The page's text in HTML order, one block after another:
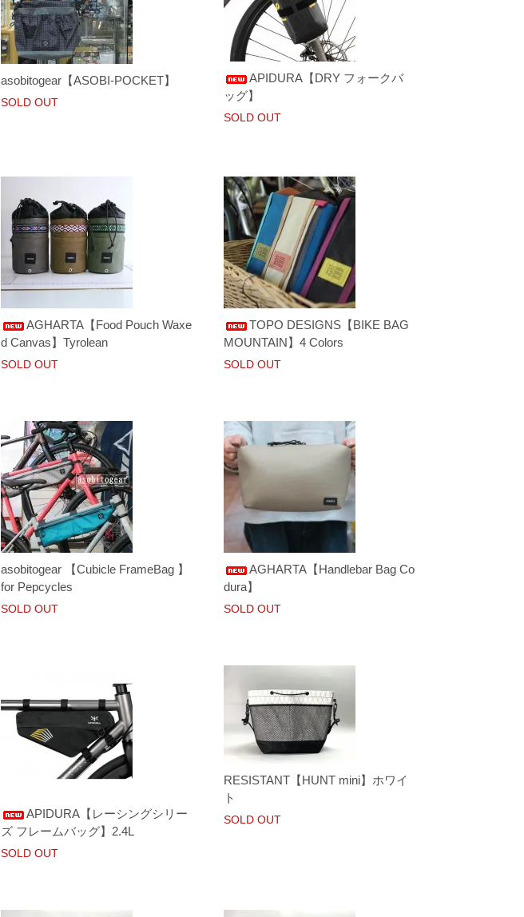
asobitogear【ASOBI-POCKET】
SOLD OUT
APIDURA【DRY フォークバ
ッグ】
SOLD OUT
AGHARTA【Food Pouch Waxe
d Canvas】Tyrolean
SOLD OUT
TOPO DESIGNS【BIKE BAG
MOUNTAIN】4 Colors
SOLD OUT
asobitogear 【Cubicle FrameBag 】
for Pepcycles
SOLD OUT
AGHARTA【Handlebar Bag Co
dura】
SOLD OUT
APIDURA【レーシングシリー
ズ フレームバッグ】2.4L
SOLD OUT
RESISTANT【HUNT mini】ホワイ
ト
SOLD OUT